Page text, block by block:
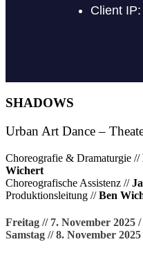
SHADOWS
Urban Art Dance –
Choreografie & Dramaturgie //
Wichert
Choreografische Assistenz //
Produktionsleitung //Ben
Freitag // 7. November 2025
Samstag // 8. November